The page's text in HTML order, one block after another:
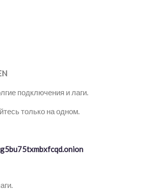
подключения и лаги.
только на одном.